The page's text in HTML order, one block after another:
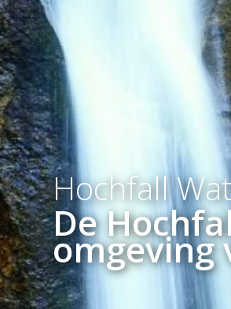
Hochfall
De
omgeving